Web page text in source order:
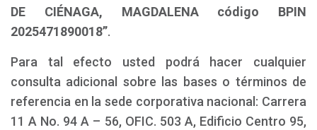
DE CIÉNAGA, MAGDALENA código BPIN
2025471890018”.
Para tal efecto usted podrá hacer cualquier
consulta adicional sobre las bases o términos de
referencia en la sede corporativa nacional: Carrera
11 A No. 94 A – 56, OFIC. 503 A, Edificio Centro 95,